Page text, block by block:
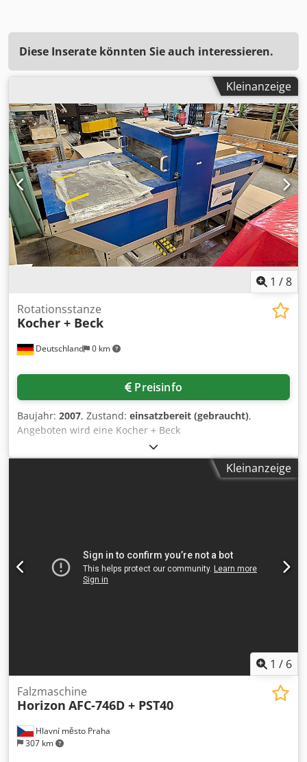
Diese Inserate könnten Sie auch interessieren.
Kleinanzeige
1 /8
Deutschland 0 km
Rotationsstanze
Kocher + Beck
Preisinfo
Baujahr: 2007, Zustand: einsatzbereit (gebraucht),
Angeboten wird eine Kocher + Beck
Rotationsstanze/Rotationsstanztechnik, Bogen-
Stanzmaschine Bj 2007. Bogenformat X/Y ca.
500mm/720mm, Materialdicke bis max. 0,5mm,Kleinanzeige
1 / 6
Hlavní město Praha
307 km
Falzmaschine
Horizon AFC-746D + PST40